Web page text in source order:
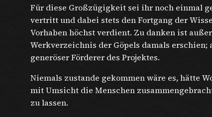
Für diese Großzügigkeit sei ihr noch einmal
vertritt und dabei stets den Fortgang der
Vorhaben höchst verdient. Zu danken ist
Werkverzeichnis der Göpels damals
generöser Förderer des Projektes.
Niemals zustande gekommen wäre es, hätte
mit Umsicht die Menschen
zu lassen.